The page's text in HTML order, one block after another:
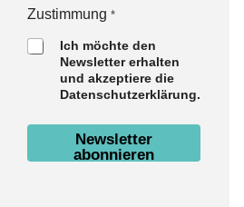
m
u
n
a
Zustimmung *
Ich möchte den
Newsletter erhalten
und akzeptiere die
Datenschutzerklärung.
Newsletter
abonnieren